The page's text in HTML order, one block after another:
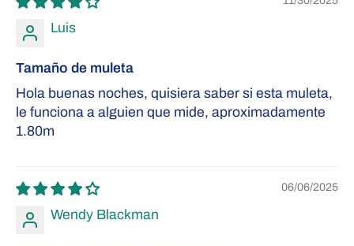
Luis
Tamaño de muleta
Hola buenas noches, quisiera saber si esta muleta,
le funciona a alguien que mide, aproximadamente
1.80m
06/06/2025
Wendy Blackman